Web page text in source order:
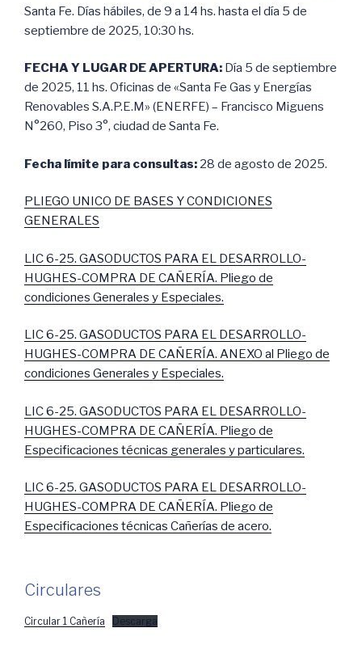
Santa Fe. Días hábiles, de 9 a 14 hs. hasta el día 5 de
septiembre de 2025, 10:30 hs.
FECHA Y LUGAR DE APERTURA: Día 5 de septiembre
de 2025, 11 hs. Oficinas de «Santa Fe Gas y Energías
Renovables S.A.P.E.M» (ENERFE) – Francisco Miguens
N°260, Piso 3°, ciudad de Santa Fe.
Fecha límite para consultas: 28 de agosto de 2025.
PLIEGO UNICO DE BASES Y CONDICIONES
GENERALES
LIC 6-25. GASODUCTOS PARA EL DESARROLLO-
HUGHES-COMPRA DE CAÑERÍA. Pliego de
condiciones Generales y Especiales.
LIC 6-25. GASODUCTOS PARA EL DESARROLLO-
HUGHES-COMPRA DE CAÑERÍA. ANEXO al Pliego de
condiciones Generales y Especiales.
LIC 6-25. GASODUCTOS PARA EL DESARROLLO-
HUGHES-COMPRA DE CAÑERÍA. Pliego de
Especificaciones técnicas generales y particulares.
LIC 6-25. GASODUCTOS PARA EL DESARROLLO-
HUGHES-COMPRA DE CAÑERÍA. Pliego de
Especificaciones técnicas Cañerías de acero.
Circulares
Circular 1 Cañería Descarga